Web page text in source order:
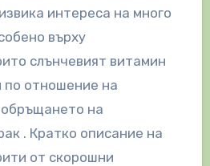
интереса на много
върху
слънчевият витамин
отношение на
на
. Кратко описание на
от скорошни